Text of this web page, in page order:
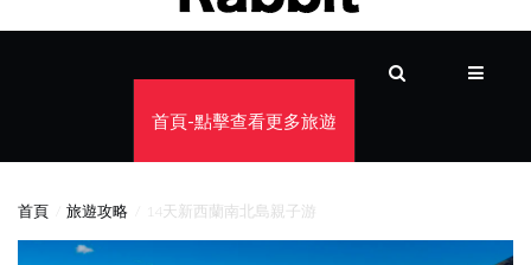
海
島
首頁-點擊查看更多旅遊
首頁 旅遊攻略 14天新西蘭南北島親子游